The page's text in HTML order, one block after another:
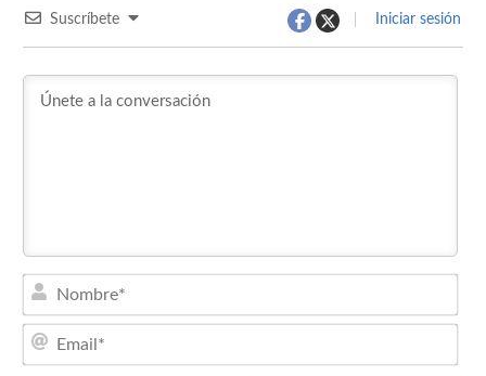
Suscríbete Iniciar sesión